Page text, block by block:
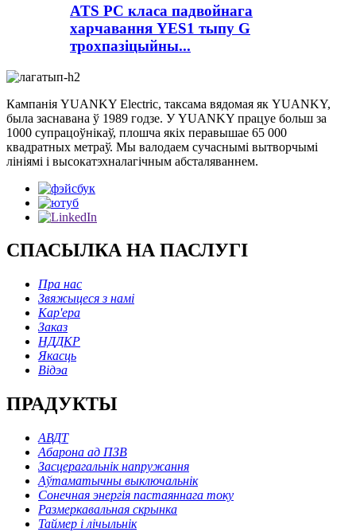
ATS PC класа падвойнага
харчавання YES1 тыпу G
трохпазіцыйны...
Кампанія YUANKY Electric, таксама вядомая як YUANKY,
была заснавана ў 1989 годзе. У YUANKY працуе больш за
1000 супрацоўнікаў, плошча якіх перавышае 65 000
квадратных метраў. Мы валодаем сучаснымі вытворчымі
лініямі і высокатэхналагічным абсталяваннем.
СПАСЫЛКА НА ПАСЛУГІ
Пра нас
Звяжыцеся з намі
Кар'ера
Заказ
НДДКР
Якасць
Відэа
ПРАДУКТЫ
АВДТ
Абарона ад ПЗВ
Засцерагальнік напружання
Аўтаматычны выключальнік
Сонечная энергія пастаяннага току
Размеркавальная скрынка
Таймер і лічыльнік